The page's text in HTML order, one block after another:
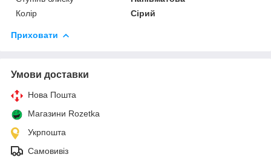
Колір
Сірий
Приховати
Умови доставки
Нова Пошта
Магазини Rozetka
Укрпошта
Самовивіз